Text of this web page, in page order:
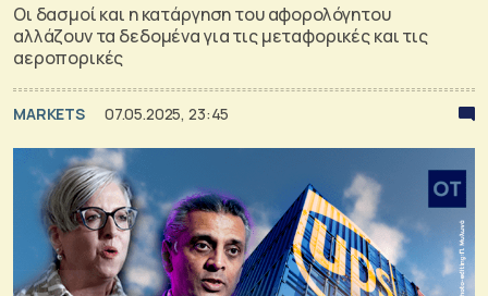
Οι δασμοί και η κατάργηση του αφορολόγητου
αλλάζουν τα δεδομένα για τις μεταφορικές και τις
αεροπορικές
MARKETS 07.05.2025, 23:45